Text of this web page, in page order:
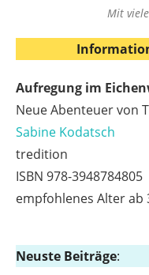
Mit
Aufregung im
Neue Abenteuer von
Sabine Kodatsch
tredition
ISBN 978-3948784805
empfohlenes Alter ab
Neuste Beiträge: